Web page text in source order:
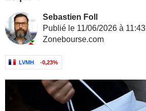
Sebastien Foll
Publié le 11/06/2026 à 11:43
Zonebourse.com
LVMH -0,23%